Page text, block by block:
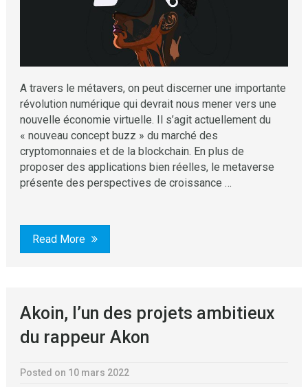
A travers le métavers, on peut discerner une importante
révolution numérique qui devrait nous mener vers une
nouvelle économie virtuelle. Il s’agit actuellement du
« nouveau concept buzz » du marché des
cryptomonnaies et de la blockchain. En plus de
proposer des applications bien réelles, le metaverse
présente des perspectives de croissance …
Read More
Akoin, l’un des projets ambitieux
du rappeur Akon
Posted on 10 mars 2022